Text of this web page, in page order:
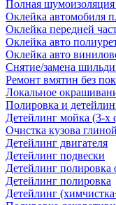
Полная шумоизоляция
Оклейка автомобиля
Оклейка передней
Оклейка авто
Оклейка авто
Снятие/замена
Ремонт вмятин без
Локальное
Полировка и
Детейлинг мойка (3-х
Очистка кузова глиной
Детейлинг двигателя
Детейлинг подвески
Детейлинг полировка
Детейлинг полировка
Детейлинг